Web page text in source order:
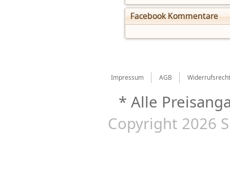
Facebook Kommentare
Impressum AGB Widerrufsrecht
* Alle
Copyright 2026